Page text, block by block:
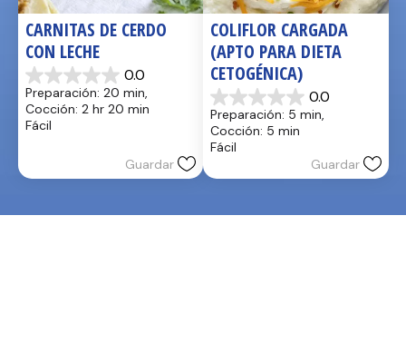
CARNITAS DE CERDO
CON LECHE
0.0
0.0
de
5
estrellas.
Preparación: 20 min,
Cocción: 2 hr 20 min
Fácil
Guardar
COLIFLOR CARGADA
(APTO PARA DIETA
CETOGÉNICA)
0.0
0.0
de
5
estrellas.
Preparación: 5 min,
Cocción: 5 min
Fácil
Guardar